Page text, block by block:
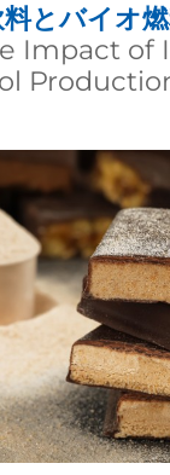
とバイオ
Impact of